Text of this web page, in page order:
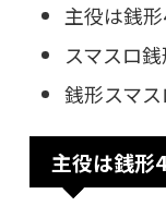
主役は銭
スマスロ
銭形スマ
主役は銭形